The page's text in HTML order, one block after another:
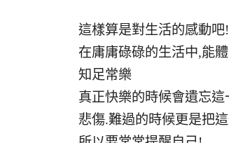
這樣算是對生活的感動吧!
在庸庸碌碌的生活中,能
知足常樂
真正快樂的時候會遺忘這
悲傷.難過的時候更是把